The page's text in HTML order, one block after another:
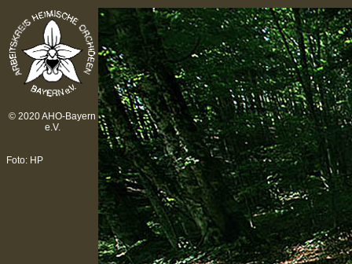
© 2020 AHO-Bayern
e.V.
Foto: HP